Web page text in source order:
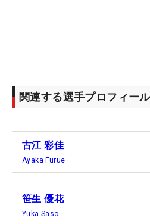
1位 ネリー・コルダ（360万
1500万円）
円）
円）
10位 渋野日向子（168万
円）
関連する選手プロフィー
古江 彩佳
Ayaka Furue
笹生 優花
Yuka Saso